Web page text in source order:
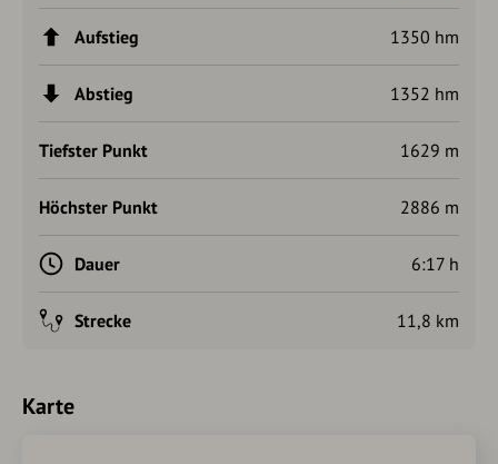
Aufstieg 1350 hm
Abstieg 1352 hm
Tiefster Punkt 1629 m
Höchster Punkt 2886 m
Dauer 6:17 h
Strecke 11,8 km
Karte